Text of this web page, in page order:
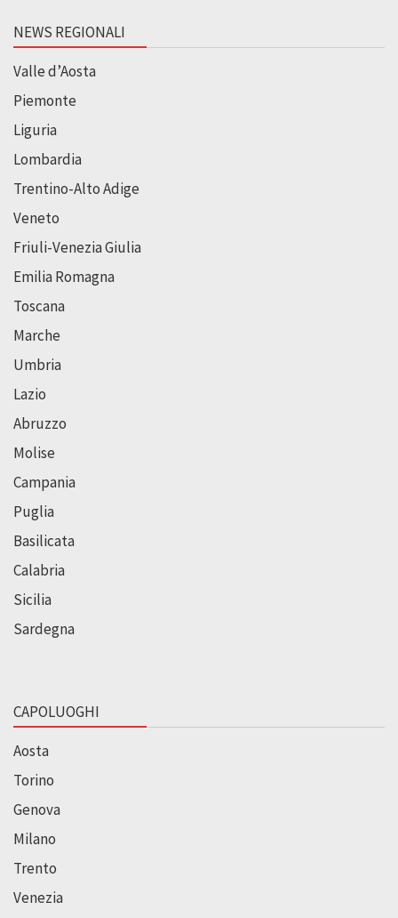
NEWS REGIONALI
Valle d’Aosta
Piemonte
Liguria
Lombardia
Trentino-Alto Adige
Veneto
Friuli-Venezia Giulia
Emilia Romagna
Toscana
Marche
Umbria
Lazio
Abruzzo
Molise
Campania
Puglia
Basilicata
Calabria
Sicilia
Sardegna
CAPOLUOGHI
Aosta
Torino
Genova
Milano
Trento
Venezia